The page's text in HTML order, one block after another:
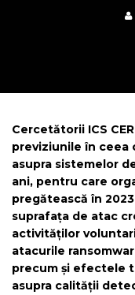
Cercetătorii ICS
previziunile în ceea
asupra sistemelor
ani, pentru care
pregătească în
suprafața de atac
activităților
atacurile
precum și efectele
asupra calității